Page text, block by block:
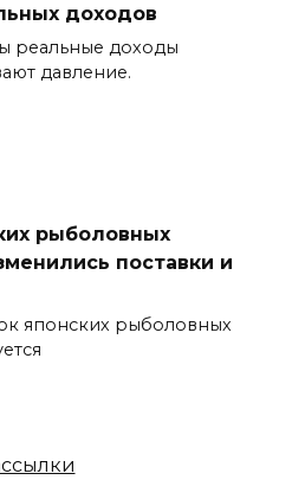
доходов
реальные доходы
давление.
рыболовных
поставки и
японских рыболовных